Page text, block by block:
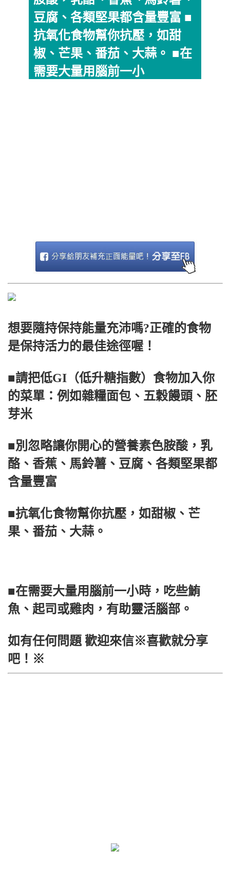
豆腐、各類堅果都含量豐富 ■
抗氧化食物幫你抗壓，如甜
椒、芒果、番茄、大蒜。 ■在
需要大量用腦前一小
想要隨持保持能量充沛嗎?正確的食物
是保持活力的最佳途徑喔！
■請把低GI（低升糖指數）食物加入你
的菜單：例如雜糧面包、五穀饅頭、胚
芽米
■別忽略讓你開心的營養素色胺酸，乳
酪、香蕉、馬鈴薯、豆腐、各類堅果都
含量豐富
■抗氧化食物幫你抗壓，如甜椒、芒
果、番茄、大蒜。
■在需要大量用腦前一小時，吃些鮪
魚、起司或雞肉，有助靈活腦部。
如有任何問題 歡迎來信※喜歡就分享
吧！※